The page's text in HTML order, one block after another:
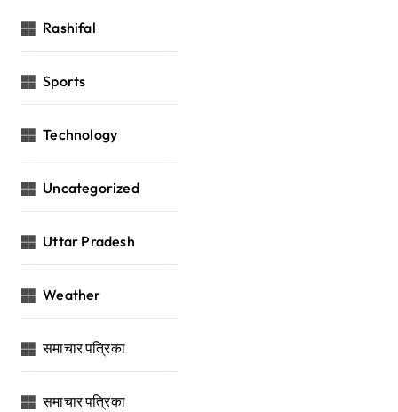
Rashifal
Sports
Technology
Uncategorized
Uttar Pradesh
Weather
समाचार पत्रिका
समाचार पत्रिका